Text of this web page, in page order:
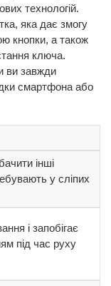
технологій.
яка дає змогу
кнопки, а також
ключа.
ви завжди
смартфона або
інші
у сліпих
і запобігає
під час руху